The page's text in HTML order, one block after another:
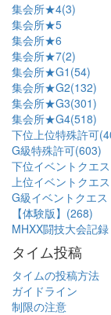
集会所★4(3)
集会所★5
集会所★6
集会所★7(2)
集会所★G1(54)
集会所★G2(132)
集会所★G3(301)
集会所★G4(518)
下位上位特殊許可
G級特殊許可(603)
下位イベントクエス
上位イベントクエ
G級イベントクエ
【体験版】(268)
MHXX闘技大会記録
タイム投稿
タイムの投稿方法
ガイドライン
制限の注意